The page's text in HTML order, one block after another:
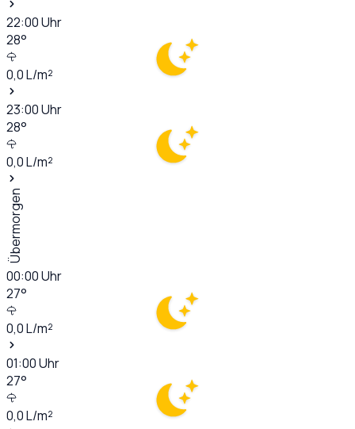
22:00Uhr
28°
0,0L/m²
23:00Uhr
28°
0,0L/m²
Übermorgen
00:00Uhr
27°
0,0L/m²
01:00Uhr
27°
0,0L/m²